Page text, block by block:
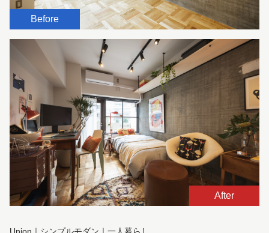
Before
After
Union｜シンプルモダン｜一人暮らし